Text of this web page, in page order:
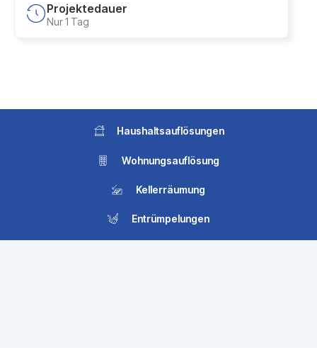
Projektedauer
Nur 1 Tag
Haushaltsauflösungen
Wohnungsauflösung
Kellerräumung
Entrümpelungen